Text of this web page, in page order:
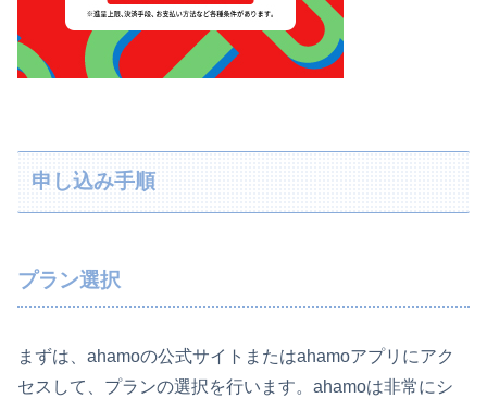
申し込み手順
プラン選択
まずは、ahamoの公式サイトまたはahamoアプリにアク
セスして、プランの選択を行います。ahamoは非常にシ